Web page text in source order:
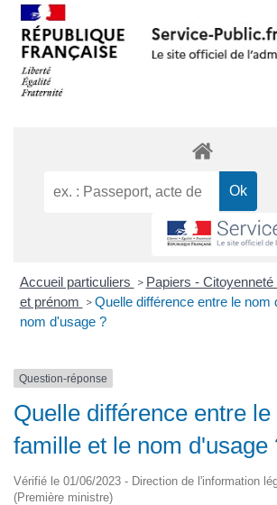
Accueil particuliers > Papiers -
et prénom > Quelle différence entre le nom
nom d'usage ?
Question-réponse
Quelle différence entre
famille et le nom d'usage
Vérifié le 01/06/2023 - Direction de l'information
(Première ministre)